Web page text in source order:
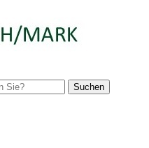
Suchen